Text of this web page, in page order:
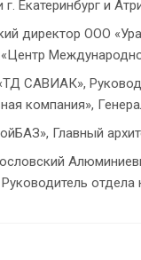
Екатеринбург и
директор ООО
САВИАК»,
компания»,
Главный
отдела